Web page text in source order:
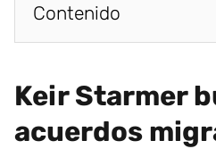
Contenido
Keir Starmer
acuerdos